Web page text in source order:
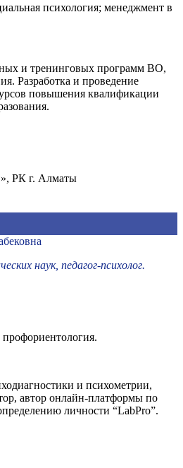
психология; менеджмент в
и тренинговых программ ВО,
Разработка и проведение
повышения квалификации
РК г. Алматы
наук, педагог-психолог.
и психометрии,
автор онлайн-платформы по
личности “LabPro”.